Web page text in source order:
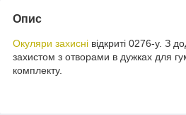
Опис
Окуляри захисні відкриті 0276-у. З
захистом з отворами в дужках для
комплекту.